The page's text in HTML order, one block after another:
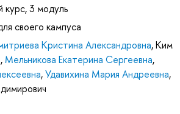
курс, 3 модуль
своего кампуса
Кристина Александровна,Ким
, Мельникова Екатерина Сергеевна,
,Удавихина Мария Андреевна,